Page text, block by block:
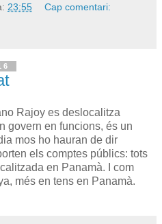
23:55 Cap comentari:
Rajoy es deslocalitza
govern en funcions, és un
mos ho hauran de dir
els comptes públics: tots
en Panamà. I com
més en tens en Panamà.